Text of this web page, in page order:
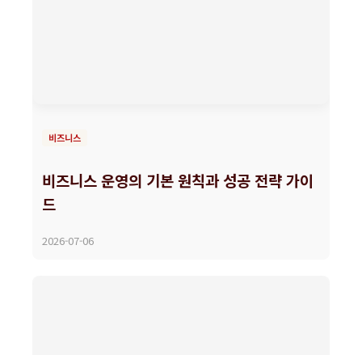
비즈니스
비즈니스 운영의 기본 원칙과 성공 전략 가이
드
2026-07-06